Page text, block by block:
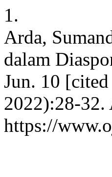
1.
Arda,
dalam
Jun. 10
2022):28-
https://